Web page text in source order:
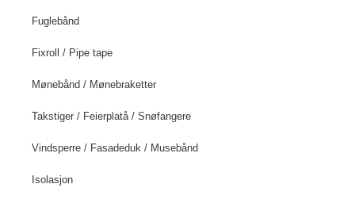
Fuglebånd
Fixroll / Pipe tape
Mønebånd / Mønebraketter
Takstiger / Feierplatå / Snøfangere
Vindsperre / Fasadeduk / Musebånd
Isolasjon